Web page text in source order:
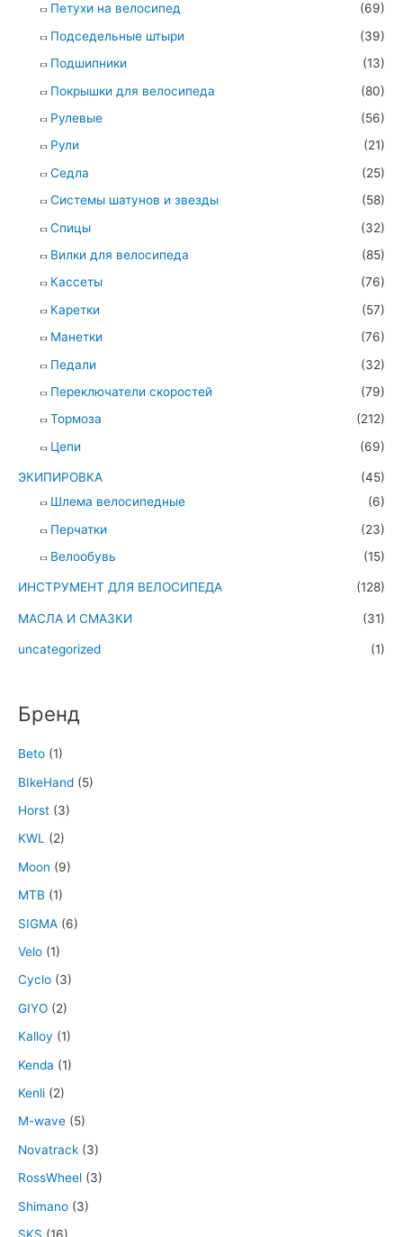
Петухи на велосипед
(69)
Подседельные штыри
(39)
Подшипники
(13)
Покрышки для велосипеда
(80)
Рулевые
(56)
Рули
(21)
Седла
(25)
Системы шатунов и звезды
(58)
Спицы
(32)
Вилки для велосипеда
(85)
Кассеты
(76)
Каретки
(57)
Манетки
(76)
Педали
(32)
Переключатели скоростей
(79)
Тормоза
(212)
Цепи
(69)
ЭКИПИРОВКА
(45)
Шлема велосипедные
(6)
Перчатки
(23)
Велообувь
(15)
ИНСТРУМЕНТ ДЛЯ ВЕЛОСИПЕДА (128)
МАСЛА И СМАЗКИ (31)
uncategorized (1)
Бренд
Beto (1)
BIkeHand (5)
Horst (3)
KWL (2)
Moon (9)
MTB (1)
SIGMA (6)
Velo (1)
Cyclo (3)
GIYO (2)
Kalloy (1)
Kenda (1)
Kenli (2)
M-wave (5)
Novatrack (3)
RossWheel (3)
Shimano (3)